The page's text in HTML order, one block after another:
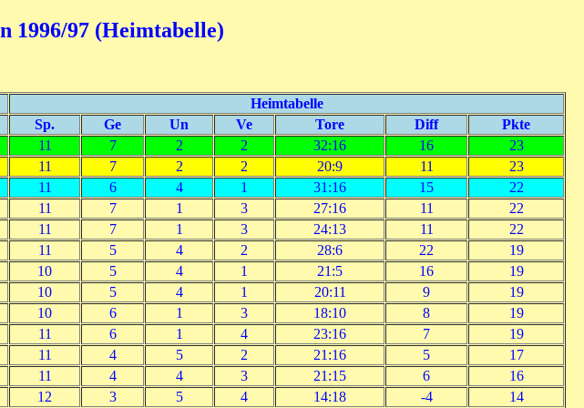
1996/97 (Heimtabelle)
Heimtabelle
Sp. Ge Un Ve Tore Diff
Pkte
11 7 2 2 32:16 16
23
11 7 2 2 20:9 11
23
11 6 4 1 31:16 15
22
11 7 1 3 27:16 11
22
11 7 1 3 24:13 11
22
11 5 4 2 28:6 22
19
10 5 4 1 21:5 16
19
10 5 4 1 20:11 9
19
10 6 1 3 18:10 8
19
11 6 1 4 23:16 7
19
11 4 5 2 21:16 5
17
11 4 4 3 21:15 6
16
12 3 5 4 14:18 -4
14